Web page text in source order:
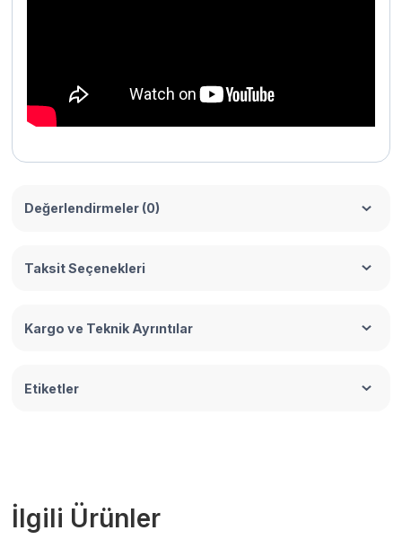
Değerlendirmeler (0)
Taksit Seçenekleri
Kargo ve Teknik Ayrıntılar
Etiketler
İlgili Ürünler